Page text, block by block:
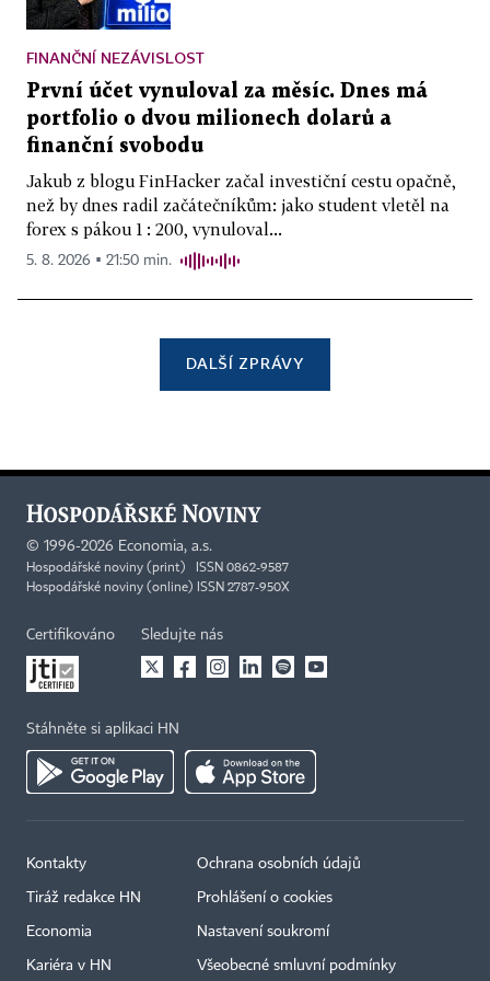
FINANČNÍ NEZÁVISLOST
První účet vynuloval za měsíc. Dnes má
portfolio o dvou milionech dolarů a
finanční svobodu
Jakub z blogu FinHacker začal investiční cestu opačně,
než by dnes radil začátečníkům: jako student vletěl na
forex s pákou 1 : 200, vynuloval...
5. 8. 2026 ▪ 21:50 min.
DALŠÍ ZPRÁVY
© 1996-2026 Economia, a.s.
Hospodářské noviny (print) ISSN 0862-9587
Hospodářské noviny (online) ISSN 2787-950X
Certifikováno Sledujte nás
Stáhněte si aplikaci HN
Kontakty
Tiráž redakce HN
Economia
Kariéra v HN
Ochrana osobních údajů
Prohlášení o cookies
Nastavení soukromí
Všeobecné smluvní podmínky